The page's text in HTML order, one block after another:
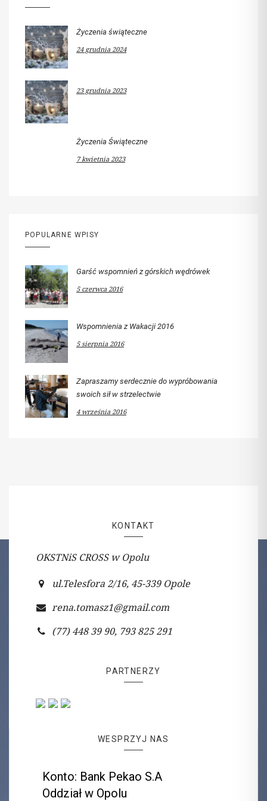
Życzenia świąteczne
24 grudnia 2024
23 grudnia 2023
Życzenia Świąteczne
7 kwietnia 2023
POPULARNE WPISY
Garść wspomnień z górskich wędrówek
5 czerwca 2016
Wspomnienia z Wakacji 2016
5 sierpnia 2016
Zapraszamy serdecznie do wypróbowania
swoich sił w strzelectwie
4 września 2016
KONTAKT
OKSTNiS CROSS w Opolu
ul.Telesfora 2/16, 45-339 Opole
rena.tomasz1@gmail.com
(77) 448 39 90, 793 825 291
PARTNERZY
WESPRZYJ NAS
Konto: Bank Pekao S.A
Oddział w Opolu